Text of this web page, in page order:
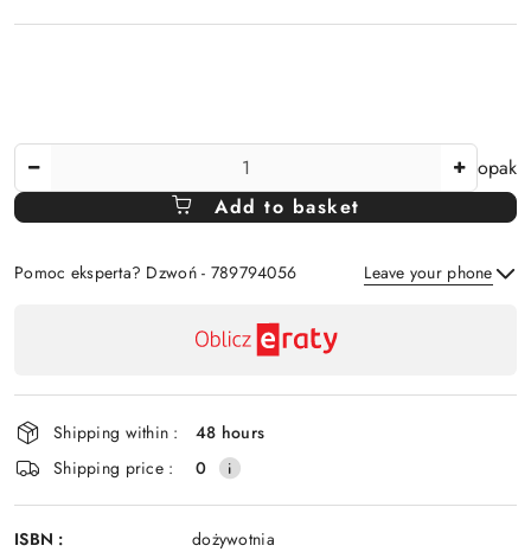
Amount
Of
opak
Add to basket
Pomoc eksperta? Dzwoń - 789794056 Leave your phone
and
delivery
Shipping within :
48 hours
Shipping price :
0
ISBN : dożywotnia